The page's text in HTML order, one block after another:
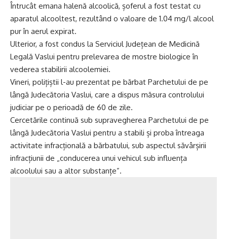
Întrucât emana halenă alcoolică, șoferul a fost testat cu
aparatul alcooltest, rezultând o valoare de 1.04 mg/l alcool
pur în aerul expirat.
Ulterior, a fost condus la Serviciul Județean de Medicină
Legală Vaslui pentru prelevarea de mostre biologice în
vederea stabilirii alcoolemiei.
Vineri, polițiștii l-au prezentat pe bărbat Parchetului de pe
lângă Judecătoria Vaslui, care a dispus măsura controlului
judiciar pe o perioadă de 60 de zile.
Cercetările continuă sub supravegherea Parchetului de pe
lângă Judecătoria Vaslui pentru a stabili și proba întreaga
activitate infracțională a bărbatului, sub aspectul săvârșirii
infracțiunii de „conducerea unui vehicul sub influența
alcoolului sau a altor substanțe”.